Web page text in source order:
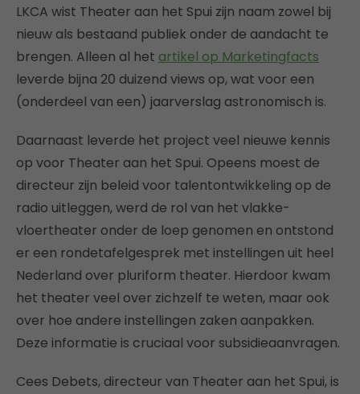
LKCA wist Theater aan het Spui zijn naam zowel bij
nieuw als bestaand publiek onder de aandacht te
brengen. Alleen al het artikel op Marketingfacts
leverde bijna 20 duizend views op, wat voor een
(onderdeel van een) jaarverslag astronomisch is.
Daarnaast leverde het project veel nieuwe kennis
op voor Theater aan het Spui. Opeens moest de
directeur zijn beleid voor talentontwikkeling op de
radio uitleggen, werd de rol van het vlakke-
vloertheater onder de loep genomen en ontstond
er een rondetafelgesprek met instellingen uit heel
Nederland over pluriform theater. Hierdoor kwam
het theater veel over zichzelf te weten, maar ook
over hoe andere instellingen zaken aanpakken.
Deze informatie is cruciaal voor subsidieaanvragen.
Cees Debets, directeur van Theater aan het Spui, is